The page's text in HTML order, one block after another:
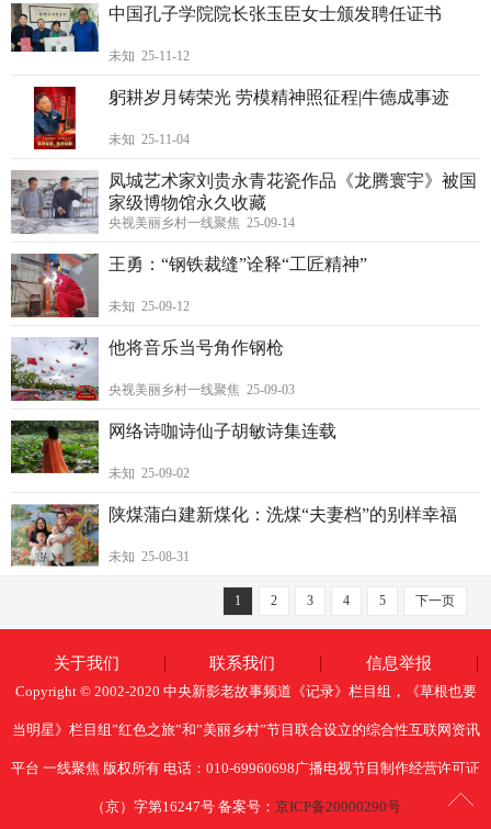
中国孔子学院院长张玉臣女士颁发聘任证书
未知 25-11-12
躬耕岁月铸荣光 劳模精神照征程|牛德成事迹
未知 25-11-04
凤城艺术家刘贵永青花瓷作品《龙腾寰宇》被国
家级博物馆永久收藏
央视美丽乡村一线聚焦 25-09-14
王勇：“钢铁裁缝”诠释“工匠精神”
未知 25-09-12
他将音乐当号角作钢枪
央视美丽乡村一线聚焦 25-09-03
网络诗咖诗仙子胡敏诗集连载
未知 25-09-02
陕煤蒲白建新煤化：洗煤“夫妻档”的别样幸福
未知 25-08-31
1 2 3 4 5 下一页
关于我们 联系我们 信息举报
Copyright © 2002-2020 中央新影老故事频道《记录》栏目组，《草根也要
当明星》栏目组”红色之旅”和”美丽乡村”节目联合设立的综合性互联网资讯
平台 一线聚焦 版权所有 电话：010-69960698广播电视节目制作经营许可证
（京）字第16247号 备案号： 京ICP备20000290号